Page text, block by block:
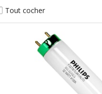
Tout cocher